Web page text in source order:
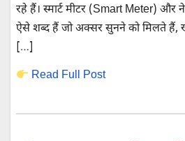
रहे हैं। स्मार्ट मीटर (Smart Meter) और
ऐसे शब्द हैं जो अक्सर सुनने को मिलते हैं,
[…]
Read Full Post